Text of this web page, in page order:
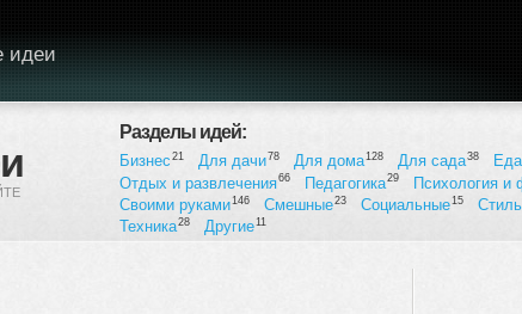
идеи
Разделы идей:
Бизнес 21 Для дачи78 Для дома128 Для сада38 Еда
Отдых и развлечения66 Педагогика29 Психология и
Своими руками146 Смешные23 Социальные 15 Стиль
Техника28 Другие 11